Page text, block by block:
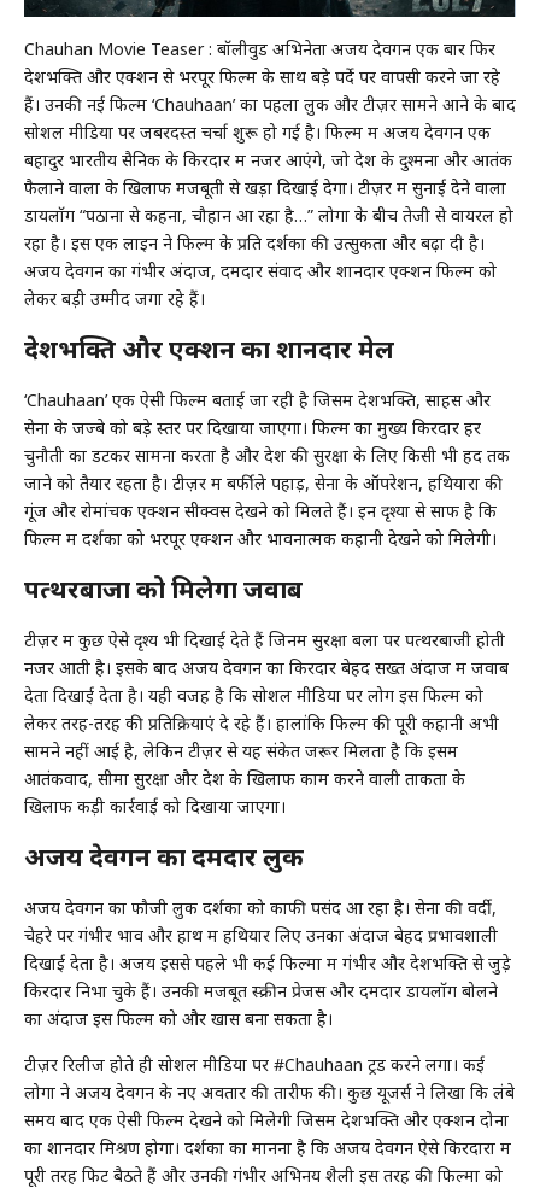
Chauhan Movie Teaser : बॉलीवुड अभिनेता अजय देवगन एक बार फिर
देशभक्ति और एक्शन से भरपूर फिल्म के साथ बड़े पर्दे पर वापसी करने जा रहे
हैं। उनकी नई फिल्म ‘Chauhaan’ का पहला लुक और टीज़र सामने आने के बाद
सोशल मीडिया पर जबरदस्त चर्चा शुरू हो गई है। फिल्म में अजय देवगन एक
बहादुर भारतीय सैनिक के किरदार में नजर आएंगे, जो देश के दुश्मनों और आतंक
फैलाने वालों के खिलाफ मजबूती से खड़ा दिखाई देगा। टीज़र में सुनाई देने वाला
डायलॉग “पठानों से कहना, चौहान आ रहा है…” लोगों के बीच तेजी से वायरल हो
रहा है। इस एक लाइन ने फिल्म के प्रति दर्शकों की उत्सुकता और बढ़ा दी है।
अजय देवगन का गंभीर अंदाज, दमदार संवाद और शानदार एक्शन फिल्म को
लेकर बड़ी उम्मीदें जगा रहे हैं।
देशभक्ति और एक्शन का शानदार मेल
‘Chauhaan’ एक ऐसी फिल्म बताई जा रही है जिसमें देशभक्ति, साहस और
सेना के जज्बे को बड़े स्तर पर दिखाया जाएगा। फिल्म का मुख्य किरदार हर
चुनौती का डटकर सामना करता है और देश की सुरक्षा के लिए किसी भी हद तक
जाने को तैयार रहता है। टीज़र में बर्फीले पहाड़, सेना के ऑपरेशन, हथियारों की
गूंज और रोमांचक एक्शन सीक्वेंस देखने को मिलते हैं। इन दृश्यों से साफ है कि
फिल्म में दर्शकों को भरपूर एक्शन और भावनात्मक कहानी देखने को मिलेगी।
पत्थरबाजों को मिलेगा जवाब
टीज़र में कुछ ऐसे दृश्य भी दिखाई देते हैं जिनमें सुरक्षा बलों पर पत्थरबाजी होती
नजर आती है। इसके बाद अजय देवगन का किरदार बेहद सख्त अंदाज में जवाब
देता दिखाई देता है। यही वजह है कि सोशल मीडिया पर लोग इस फिल्म को
लेकर तरह-तरह की प्रतिक्रियाएं दे रहे हैं। हालांकि फिल्म की पूरी कहानी अभी
सामने नहीं आई है, लेकिन टीज़र से यह संकेत जरूर मिलता है कि इसमें
आतंकवाद, सीमा सुरक्षा और देश के खिलाफ काम करने वाली ताकतों के
खिलाफ कड़ी कार्रवाई को दिखाया जाएगा।
अजय देवगन का दमदार लुक
अजय देवगन का फौजी लुक दर्शकों को काफी पसंद आ रहा है। सेना की वर्दी,
चेहरे पर गंभीर भाव और हाथ में हथियार लिए उनका अंदाज बेहद प्रभावशाली
दिखाई देता है। अजय इससे पहले भी कई फिल्मों में गंभीर और देशभक्ति से जुड़े
किरदार निभा चुके हैं। उनकी मजबूत स्क्रीन प्रेजेंस और दमदार डायलॉग बोलने
का अंदाज इस फिल्म को और खास बना सकता है।
टीज़र रिलीज होते ही सोशल मीडिया पर #Chauhaan ट्रेंड करने लगा। कई
लोगों ने अजय देवगन के नए अवतार की तारीफ की। कुछ यूजर्स ने लिखा कि लंबे
समय बाद एक ऐसी फिल्म देखने को मिलेगी जिसमें देशभक्ति और एक्शन दोनों
का शानदार मिश्रण होगा। दर्शकों का मानना है कि अजय देवगन ऐसे किरदारों में
पूरी तरह फिट बैठते हैं और उनकी गंभीर अभिनय शैली इस तरह की फिल्मों को